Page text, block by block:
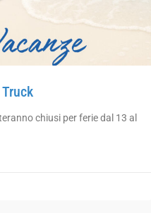
chiusi per ferie dal 13 al